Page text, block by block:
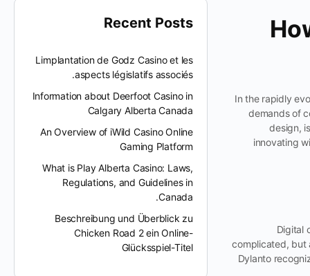
In the rapidly
demands of
design,
innovating
Digital
complicated, but
Dylanto
Recent Posts
Limplantation de Godz Casino et les
aspects législatifs associés.
Information about Deerfoot Casino in
Calgary Alberta Canada
An Overview of iWild Casino Online
Gaming Platform
What is Play Alberta Casino: Laws,
Regulations, and Guidelines in
Canada.
Beschreibung und Überblick zu
Chicken Road 2 ein Online-
Glücksspiel-Titel